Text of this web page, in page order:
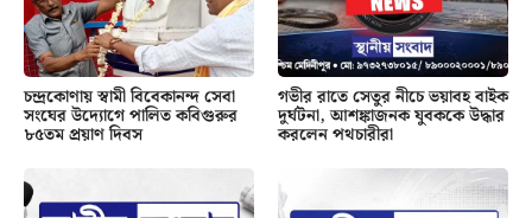
চন্দ্রকোণায় স্বামী বিবেকানন্দ সেবা
সংঘের উদ্যোগে পালিত কবিগুরুর
৮৫তম প্রয়াণ দিবস
গভীর রাতে সেতুর নীচে ভয়াবহ বাইক
দুর্ঘটনা, আশঙ্কাজনক যুবককে উদ্ধার
করলেন পথচারীরা